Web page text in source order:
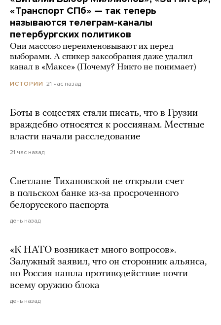
«Транспорт СПб» — так теперь
называются телеграм-каналы
петербургских политиков
Они массово переименовывают их перед
выборами. А спикер заксобрания даже удалил
канал в «Максе» (Почему? Никто не понимает)
ИСТОРИИ 21 час назад
Боты в соцсетях стали писать, что в Грузии
враждебно относятся к россиянам. Местные
власти начали расследование
21 час назад
Светлане Тихановской не открыли счет
в польском банке из-за просроченного
белорусского паспорта
день назад
«К НАТО возникает много вопросов».
Залужный заявил, что он сторонник альянса,
но Россия нашла противодействие почти
всему оружию блока
день назад